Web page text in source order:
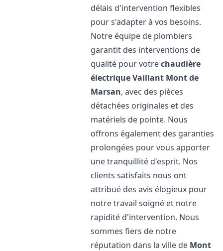
délais d'intervention flexibles
pour s'adapter à vos besoins.
Notre équipe de plombiers
garantit des interventions de
qualité pour votrechaudière
électrique Vaillant Mont de
Marsan, avec des pièces
détachées originales et des
matériels de pointe. Nous
offrons également des garanties
prolongées pour vous apporter
une tranquillité d'esprit. Nos
clients satisfaits nous ont
attribué des avis élogieux pour
notre travail soigné et notre
rapidité d'intervention. Nous
sommes fiers de notre
réputation dans la ville de Mont